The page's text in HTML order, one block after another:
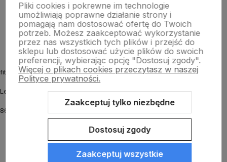
O nas
fitmyhorse.pl Sklep jeździecki
Letnia 12
86-031 Osielsko k. Bydgoszczy
Pliki cookies i pokrewne im technologie
umożliwiają poprawne działanie strony i
pomagają nam dostosować ofertę do Twoich
potrzeb. Możesz zaakceptować wykorzystanie
przez nas wszystkich tych plików i przejść do
sklepu lub dostosować użycie plików do swoich
preferencji, wybierając opcję "Dostosuj zgody".
Więcej o plikach cookies przeczytasz w naszej
Polityce prywatności.
Zaakceptuj tylko niezbędne
Dostosuj zgody
Zaakceptuj wszystkie